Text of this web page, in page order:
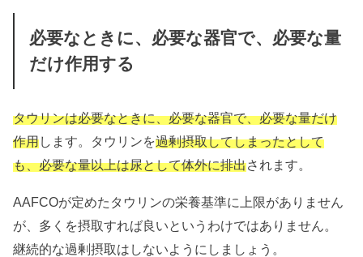
必要なときに、必要な器官で、必要な量
だけ作用する
タウリンは必要なときに、必要な器官で、必要な量だけ
作用します。 タウリンを過剰摂取してしまったとして
も、必要な量以上は尿として体外に排出されます。
AAFCOが定めたタウリンの栄養基準に上限がありません
が、多くを摂取すれば良いというわけではありません。
継続的な過剰摂取はしないようにしましょう。